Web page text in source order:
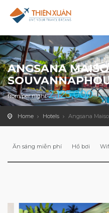
ANGSANA
from/per night2,125,000
Home Hotels Angsana
Ăn sáng miễn phí Hồ bơi